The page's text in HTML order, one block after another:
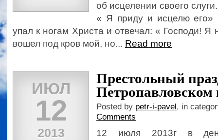
об исцелении своего
« Я приду и исцелю
упал к ногам Христа и отвечал: « Господи! Я
вошел под кров мой, но... Read more
ИЮЛ
12
2013
Престольный
Петропавловском
Posted by petr-i-pavel, in
Comments
12 июля 2013г в